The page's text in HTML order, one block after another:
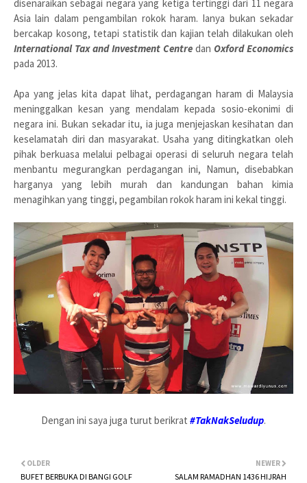
disenaraikan sebagai negara yang ketiga tertinggi dari 11 negara
Asia lain dalam pengambilan rokok haram. Ianya bukan sekadar
bercakap kosong, tetapi statistik dan kajian telah dilakukan oleh
International Tax and Investment Centre dan Oxford Economics
pada 2013.
Apa yang jelas kita dapat lihat, perdagangan haram di Malaysia
meninggalkan kesan yang mendalam kepada sosio-ekonimi di
negara ini. Bukan sekadar itu, ia juga menjejaskan kesihatan dan
keselamatah diri dan masyarakat. Usaha yang ditingkatkan oleh
pihak berkuasa melalui pelbagai operasi di seluruh negara telah
menbantu megurangkan perdagangan ini, Namun, disebabkan
harganya yang lebih murah dan kandungan bahan kimia
menagihkan yang tinggi, pegambilan rokok haram ini kekal tinggi.
Dengan ini saya juga turut berikrat #TakNakSeludup.
NEWER
SALAM RAMADHAN 1436 HIJRAH
OLDER
BUFET BERBUKA DI BANGI GOLF